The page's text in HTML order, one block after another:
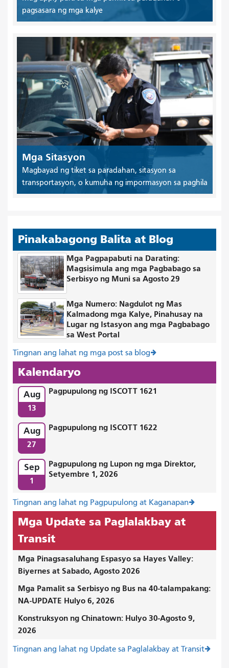
pagsasara ng mga kalye
Mga Sitasyon
Magbayad ng tiket sa paradahan, sitasyon sa
transportasyon, o kumuha ng impormasyon sa paghila
Pinakabagong Balita at Blog
Mga Pagpapabuti na Darating:
Magsisimula ang mga Pagbabago sa
Serbisyo ng Muni sa Agosto 29
Mga Numero: Nagdulot ng Mas
Kalmadong mga Kalye, Pinahusay na
Lugar ng Istasyon ang mga Pagbabago
sa West Portal
Tingnan ang lahat ng mga post sa blog
Kalendaryo
Aug
13
Pagpupulong ng ISCOTT 1621
Aug
27
Pagpupulong ng ISCOTT 1622
Sep
1
Pagpupulong ng Lupon ng mga Direktor,
Setyembre 1, 2026
Tingnan ang lahat ng Pagpupulong at Kaganapan
Mga Update sa Paglalakbay at
Transit
Mga Pinagsasaluhang Espasyo sa Hayes Valley:
Biyernes at Sabado, Agosto 2026
Mga Pamalit sa Serbisyo ng Bus na 40-talampakang:
NA-UPDATE Hulyo 6, 2026
Konstruksyon ng Chinatown: Hulyo 30-Agosto 9,
2026
Tingnan ang lahat ng Update sa Paglalakbay at Transit